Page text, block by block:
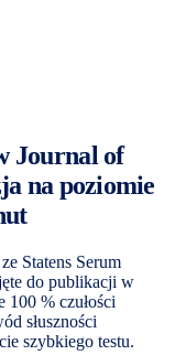
Journal of
na poziomie
Statens Serum
do publikacji w
% czułości
słuszności
szybkiego testu.